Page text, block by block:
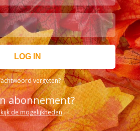
vergeten?
abonnement?
de mogelijkheden